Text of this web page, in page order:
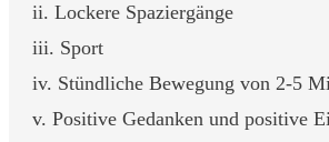
ii. Lockere Spaziergänge
iii. Sport
iv. Stündliche Bewegung von 2-5
v. Positive Gedanken und positive